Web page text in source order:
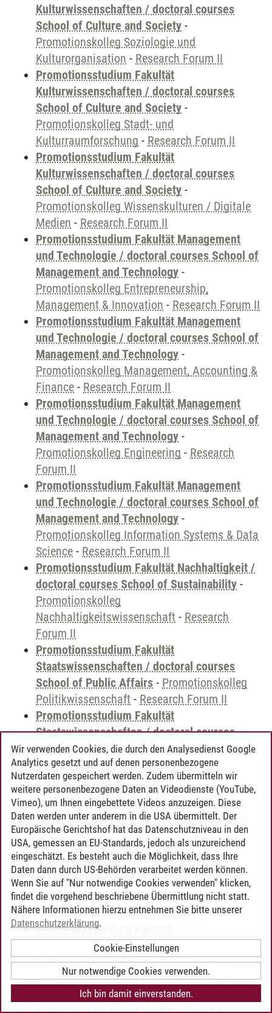
Kulturwissenschaften / doctoral courses
School of Culture and Society -
Promotionskolleg Soziologie und
Kulturorganisation - Research Forum II
Promotionsstudium Fakultät
Kulturwissenschaften / doctoral courses
School of Culture and Society -
Promotionskolleg Stadt- und
Kulturraumforschung - Research Forum II
Promotionsstudium Fakultät
Kulturwissenschaften / doctoral courses
School of Culture and Society -
Promotionskolleg Wissenskulturen / Digitale
Medien - Research Forum II
Promotionsstudium Fakultät Management
und Technologie / doctoral courses School of
Management and Technology -
Promotionskolleg Entrepreneurship,
Management & Innovation - Research Forum II
Promotionsstudium Fakultät Management
und Technologie / doctoral courses School of
Management and Technology -
Promotionskolleg Management, Accounting &
Finance - Research Forum II
Promotionsstudium Fakultät Management
und Technologie / doctoral courses School of
Management and Technology -
Promotionskolleg Engineering - Research
Forum II
Promotionsstudium Fakultät Management
und Technologie / doctoral courses School of
Management and Technology -
Promotionskolleg Information Systems & Data
Science - Research Forum II
Promotionsstudium Fakultät Nachhaltigkeit /
doctoral courses School of Sustainability -
Promotionskolleg
Nachhaltigkeitswissenschaft - Research
Forum II
Promotionsstudium Fakultät
Staatswissenschaften / doctoral courses
School of Public Affairs - Promotionskolleg
Politikwissenschaft - Research Forum II
Promotionsstudium Fakultät
Staatswissenschaften / doctoral courses
School of Public Affairs-Promotionskolleg
Recht-Research Forum II
Promotionsstudium Fakultät
Staatswissenschaften / doctoral courses
School of Public Affairs -Promotionskolleg
VWL-Research Forum II
Promotionsstudium Fakultät
Staatswissenschaften / doctoral courses
School of Public Affairs-Promotionskolleg
Verhaltensökonomik und gesellschaftliche
Transformation-Research Forum II
Promotionsstudium Fakultät
Staatswissenschaften / doctoral courses
School of Public Affairs-Joachim Herz
Promotionskolleg für Rechtswissenschaft-
Research Forum II
Wir verwenden Cookies, die durch den Analysedienst Google
Analytics gesetzt und auf denen personenbezogene
Nutzerdaten gespeichert werden. Zudem übermitteln wir
weitere personenbezogene Daten an Videodienste (YouTube,
Vimeo), um Ihnen eingebettete Videos anzuzeigen. Diese
Daten werden unter anderem in die USA übermittelt. Der
Europäische Gerichtshof hat das Datenschutzniveau in den
USA, gemessen an EU-Standards, jedoch als unzureichend
eingeschätzt. Es besteht auch die Möglichkeit, dass Ihre
Daten dann durch US-Behörden verarbeitet werden können.
Wenn Sie auf "Nur notwendige Cookies verwenden" klicken,
findet die vorgehend beschriebene Übermittlung nicht statt.
Nähere Informationen hierzu entnehmen Sie bitte unserer
Datenschutzerklärung.
Cookie-Einstellungen
Nur notwendige Cookies verwenden.
Ich bin damit einverstanden.